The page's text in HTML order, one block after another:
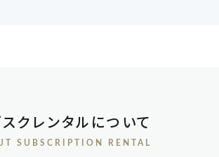
クレンタルについて
SUBSCRIPTION RENTAL